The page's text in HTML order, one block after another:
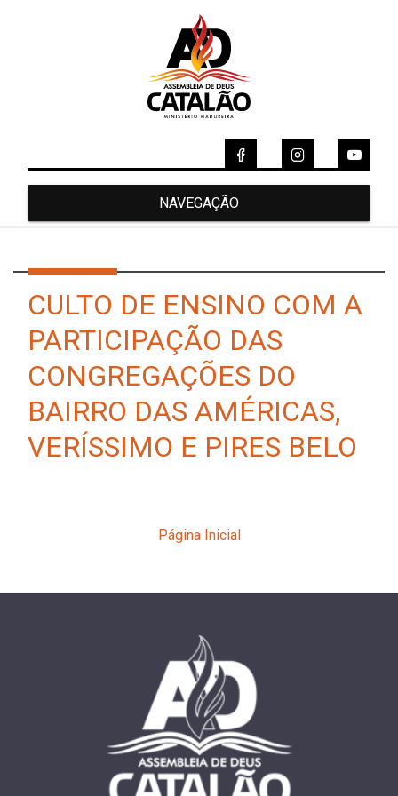
NAVEGAÇÃO
CULTO DE ENSINO COM A
PARTICIPAÇÃO DAS
CONGREGAÇÕES DO
BAIRRO DAS AMÉRICAS,
VERÍSSIMO E PIRES BELO
Página Inicial